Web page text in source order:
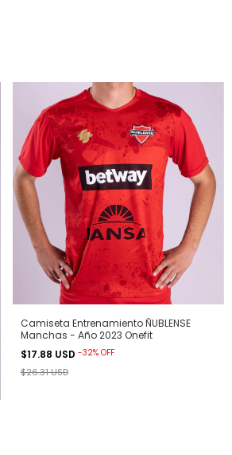
Camiseta Entrenamiento ÑUBLENSE
Manchas - Año 2023 Onefit
$17.88 USD -32% OFF
$26.31 USD